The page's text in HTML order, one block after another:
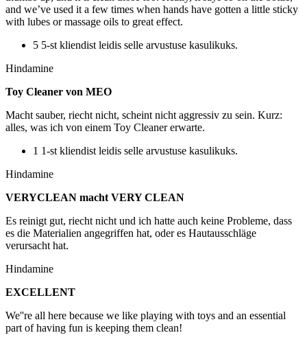
and we’ve used it a few times when hands have gotten a little sticky
with lubes or massage oils to great effect.
5 5-st kliendist leidis selle arvustuse kasulikuks.
Hindamine
Toy Cleaner von MEO
Macht sauber, riecht nicht, scheint nicht aggressiv zu sein. Kurz:
alles, was ich von einem Toy Cleaner erwarte.
1 1-st kliendist leidis selle arvustuse kasulikuks.
Hindamine
VERYCLEAN macht VERY CLEAN
Es reinigt gut, riecht nicht und ich hatte auch keine Probleme, dass
es die Materialien angegriffen hat, oder es Hautausschläge
verursacht hat.
Hindamine
EXCELLENT
We''re all here because we like playing with toys and an essential
part of having fun is keeping them clean!